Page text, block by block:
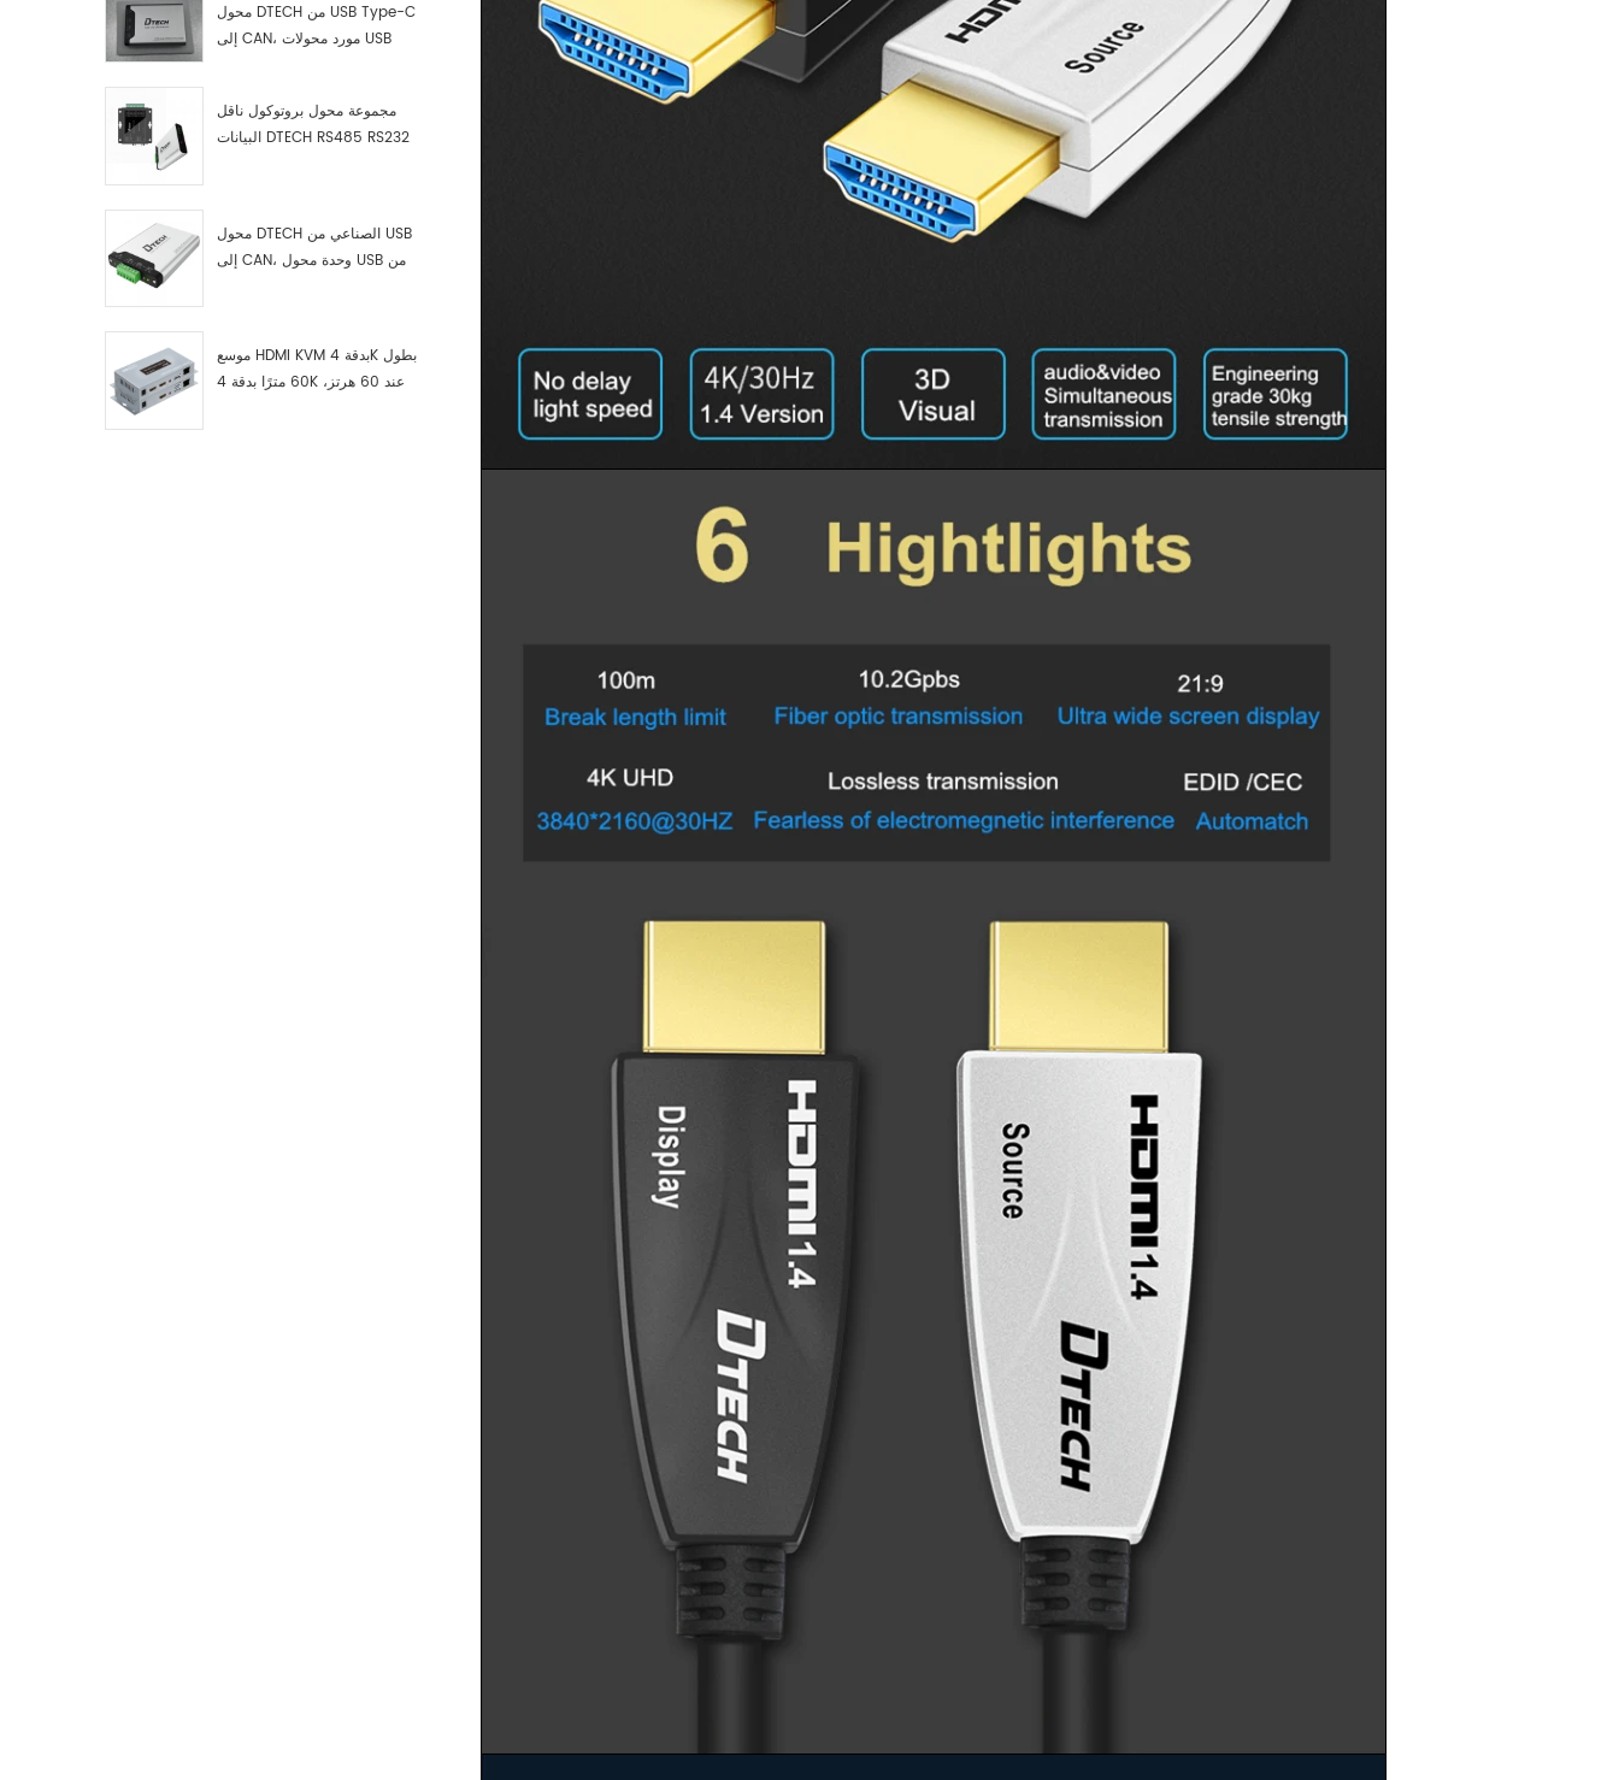
محول DTECH من USB Type-C
إلى CAN، مورد محولات USB
مجموعة محول بروتوكول ناقل
البيانات DTECH RS485 RS232
محول DTECH الصناعي من USB
إلى CAN، وحدة محول USB من
موسع HDMI KVM بدقة 4K بطول
60 مترًا بدقة 4K عند 60 هرتز،